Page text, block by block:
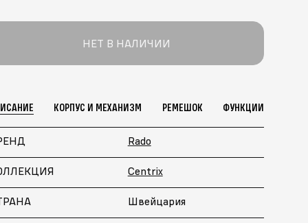
НЕТ В НАЛИЧИИ
КОРПУС И МЕХАНИЗМ РЕМЕШОК ФУНКЦИИ
Rado
Centrix
Швейцария